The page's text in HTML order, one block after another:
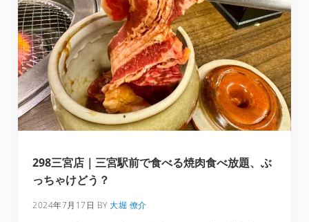
298三宮店｜三宮駅前で食べる焼肉食べ放題、ぶ
っちゃけどう？
2024年7月17日 BY大堀 僚介